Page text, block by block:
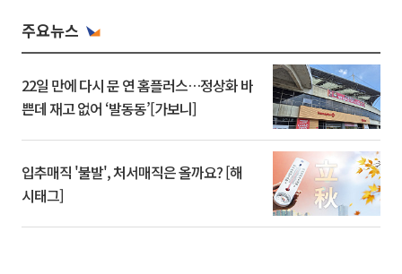
주요뉴스
22일 만에 다시 문 연 홈플러스…정상화 바
쁜데 재고 없어 ‘발동동’[가보니]
입추매직 '불발', 처서매직은 올까요? [해
시태그]